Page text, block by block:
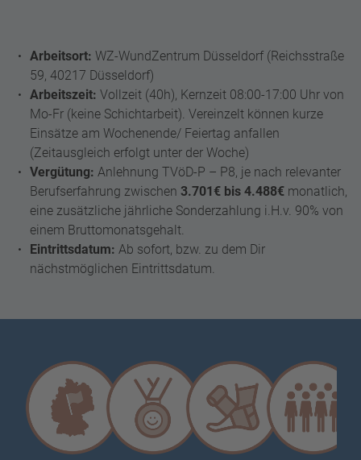
Arbeitsort: WZ-WundZentrum Düsseldorf (Reichsstraße
59, 40217 Düsseldorf)
Arbeitszeit: Vollzeit (40h), Kernzeit 08:00-17:00 Uhr von
Mo-Fr (keine Schichtarbeit). Vereinzelt können kurze
Einsätze am Wochenende/ Feiertag anfallen
(Zeitausgleich erfolgt unter der Woche)
Vergütung: Anlehnung TVöD-P – P8, je nach relevanter
Berufserfahrung zwischen 3.701€ bis 4.488€ monatlich,
eine zusätzliche jährliche Sonderzahlung i.H.v. 90% von
einem Bruttomonatsgehalt.
Eintrittsdatum: Ab sofort, bzw. zu dem Dir
nächstmöglichen Eintrittsdatum.